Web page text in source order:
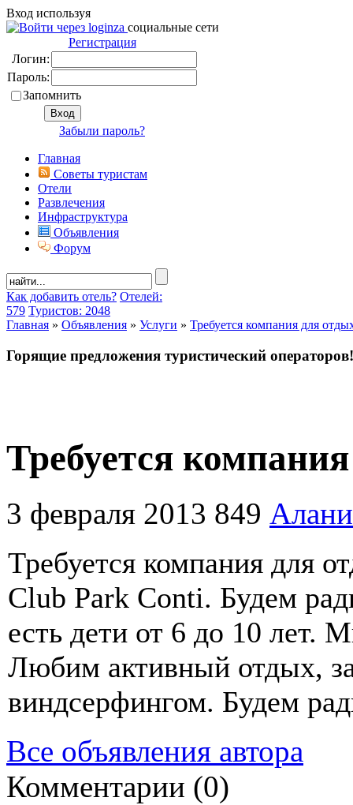
Вход используя
социальные сети
Регистрация
Логин:
Пароль:
Запомнить
Забыли пароль?
Главная
Советы туристам
Отели
Развлечения
Инфраструктура
Объявления
Форум
Как добавить отель? Отелей:
579 Туристов: 2048
Главная » Объявления » Услуги » Требуется компания для
Горящие предложения туристический операторов!
Требуется
3 февраля 2013 849
Требуется компания для
Club Park Conti. Будем
есть дети от 6 до 10 лет.
Любим активный отдых,
виндсерфингом. Будем
Все объявления автора
Комментарии (0)